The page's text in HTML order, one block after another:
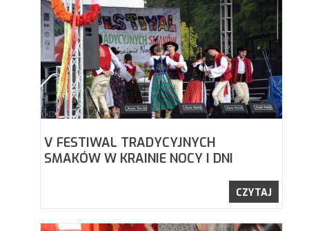
V FESTIWAL TRADYCYJNYCH
SMAKÓW W KRAINIE NOCY I DNI
CZYTAJ